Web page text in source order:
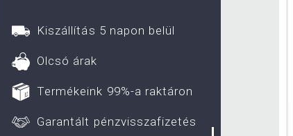
Kiszállítás 5 napon belül
Olcsó árak
Termékeink 99%-a raktáron
Garantált pénzvisszafizetés